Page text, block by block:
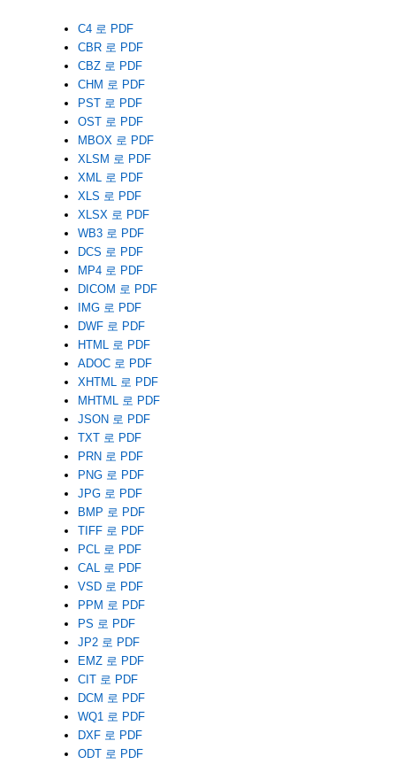
C4 로 PDF
CBR 로 PDF
CBZ 로 PDF
CHM 로 PDF
PST 로 PDF
OST 로 PDF
MBOX 로 PDF
XLSM 로 PDF
XML 로 PDF
XLS 로 PDF
XLSX 로 PDF
WB3 로 PDF
DCS 로 PDF
MP4 로 PDF
DICOM 로 PDF
IMG 로 PDF
DWF 로 PDF
HTML 로 PDF
ADOC 로 PDF
XHTML 로 PDF
MHTML 로 PDF
JSON 로 PDF
TXT 로 PDF
PRN 로 PDF
PNG 로 PDF
JPG 로 PDF
BMP 로 PDF
TIFF 로 PDF
PCL 로 PDF
CAL 로 PDF
VSD 로 PDF
PPM 로 PDF
PS 로 PDF
JP2 로 PDF
EMZ 로 PDF
CIT 로 PDF
DCM 로 PDF
WQ1 로 PDF
DXF 로 PDF
ODT 로 PDF